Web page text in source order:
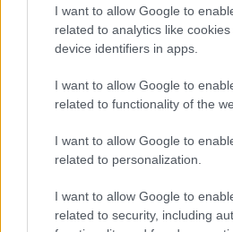
I want to allow Google to
related to analytics like
device identifiers in apps.
I want to allow Google to
related to functionality of the
I want to allow Google to
related to personalization.
I want to allow Google to
related to security, including
Kultúra
Hosszú Katinka a
Tusupról: A medencében